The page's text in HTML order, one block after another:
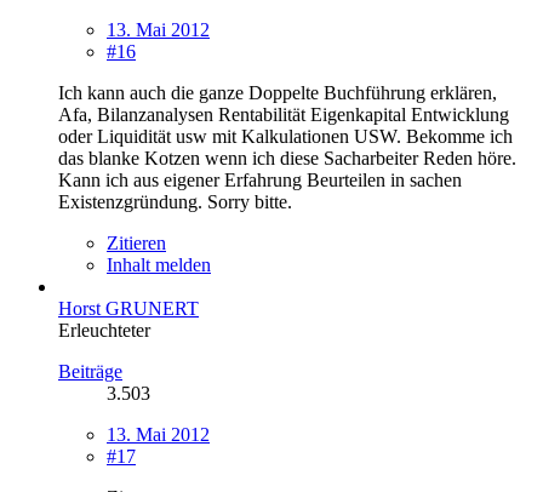
13. Mai 2012
#16
Ich kann auch die ganze Doppelte Buchführung erklären,
Afa, Bilanzanalysen Rentabilität Eigenkapital Entwicklung
oder Liquidität usw mit Kalkulationen USW. Bekomme ich
das blanke Kotzen wenn ich diese Sacharbeiter Reden höre.
Kann ich aus eigener Erfahrung Beurteilen in sachen
Existenzgründung. Sorry bitte.
Zitieren
Inhalt melden
Horst GRUNERT
Erleuchteter
Beiträge
3.503
13. Mai 2012
#17